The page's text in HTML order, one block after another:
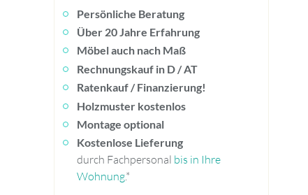
Persönliche Beratung
Über 20 Jahre Erfahrung
Möbel auch nach Maß
Rechnungskauf in D / AT
Ratenkauf / Finanzierung!
Holzmuster kostenlos
Montage optional
Kostenlose Lieferung
durch Fachpersonal bis in Ihre
Wohnung.*